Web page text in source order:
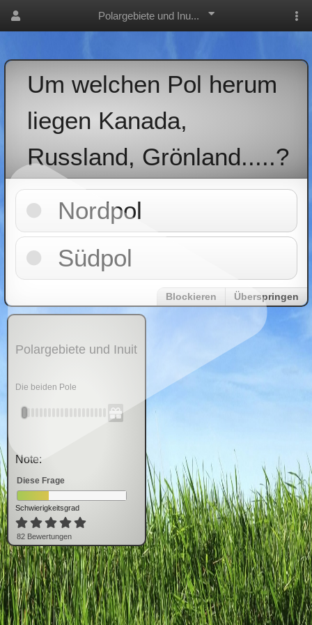
Polargebiete und Inu...
Um welchen Pol herum
liegen Kanada,
Russland, Grönland.....?
Nordpol
Südpol
Blockieren Überspringen
Polargebiete und Inuit
Die beiden Pole
Note:
Diese Frage
Schwierigkeitsgrad
82 Bewertungen